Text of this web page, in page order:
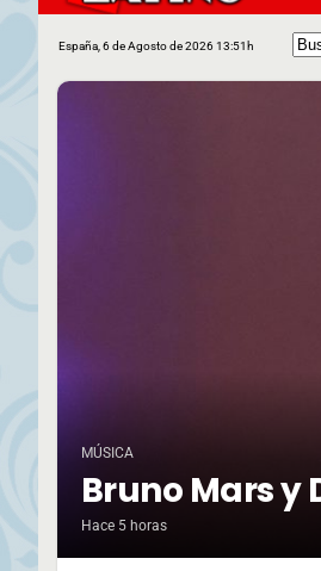
España, 6 de Agosto de 2026 13:51h
MÚSICA
Bruno Mars y
Hace 5 horas